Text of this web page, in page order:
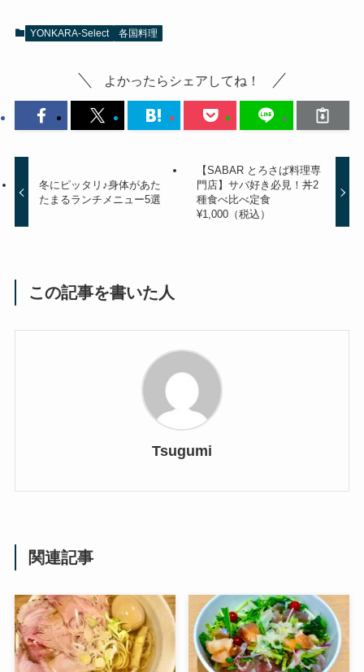
YONKARA-Select 各国料理
よかったらシェアしてね！
冬にピッタリ♪身体があた
たまるランチメニュー5選
【SABAR とろさば料理専
門店】サバ好き必見！丼2
種食べ比べ定食
¥1,000（税込）
この記事を書いた人
Tsugumi
関連記事